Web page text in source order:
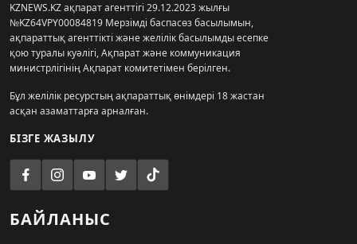
KZNEWS.KZ ақпарат агенттігі 29.12.2023 жылғы
№KZ64VPY00084819 Мерзімді баспасөз басылымын,
ақпараттық агенттікті және желілік басылымды есепке
қою туралы куәлігі, Ақпарат және коммуникация
министрлігінің Ақпарат комитетімен берілген.
Бұл желілік ресурстың ақпараттық өнімдері 18 жастан
асқан азаматтарға арналған.
БІЗГЕ ЖАЗЫЛУ
БАЙЛАНЫС